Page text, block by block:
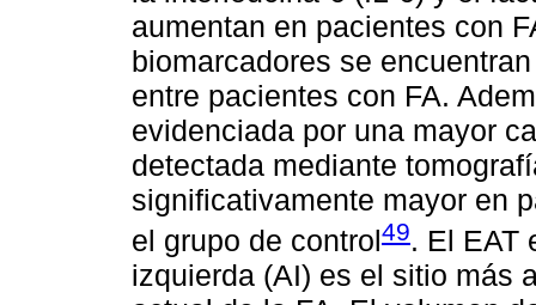
aumentan en pacientes con
biomarcadores se
entre pacientes con FA.
evidenciada por una mayor
detectada mediante
significativamente mayor en
el grupo de control49. El EAT
izquierda (AI) es el sitio más